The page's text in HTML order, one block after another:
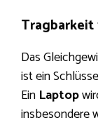
Das
ist ein
Ein Laptop
insbesondere